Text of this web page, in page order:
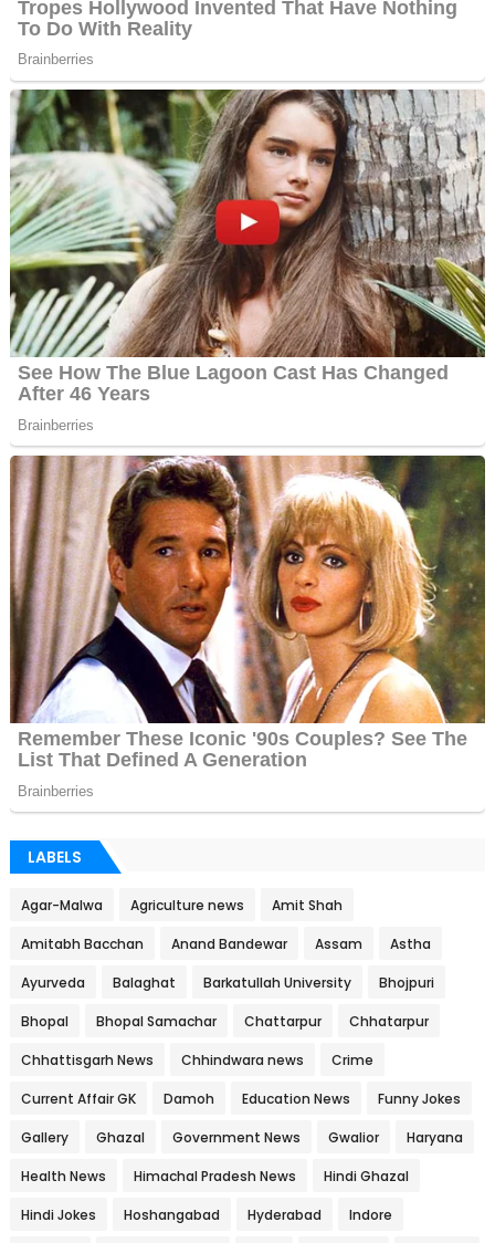
LABELS
Agar-Malwa Agriculture news Amit Shah
Amitabh Bacchan Anand Bandewar Assam Astha
Ayurveda Balaghat Barkatullah University Bhojpuri
Bhopal Bhopal Samachar Chattarpur Chhatarpur
Chhattisgarh News Chhindwara news Crime
Current Affair GK Damoh Education News Funny Jokes
Gallery Ghazal Government News Gwalior Haryana
Health News Himachal Pradesh News Hindi Ghazal
Hindi Jokes Hoshangabad Hyderabad Indore